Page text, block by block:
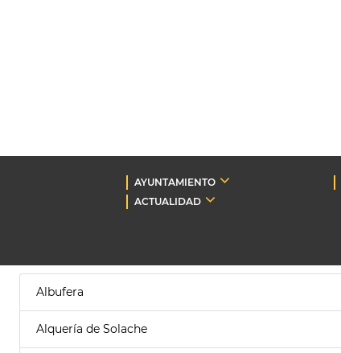
AYUNTAMIENTO
ACTUALIDAD
Albufera
Alquería de Solache